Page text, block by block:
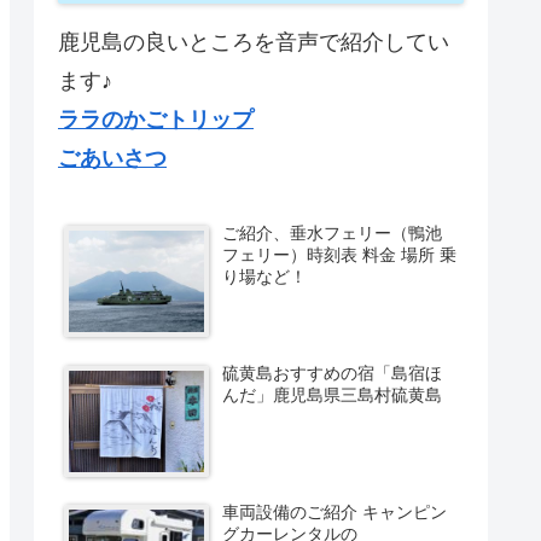
鹿児島の良いところを音声で紹介してい
ます♪
ララのかごトリップ
ごあいさつ
ご紹介、垂水フェリー（鴨池
フェリー）時刻表 料金 場所 乗
り場など！
硫黄島おすすめの宿「島宿ほ
んだ」鹿児島県三島村硫黄島
車両設備のご紹介 キャンピン
グカーレンタルの